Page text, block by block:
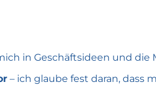
in Geschäftsideen und
– ich glaube fest daran, dass